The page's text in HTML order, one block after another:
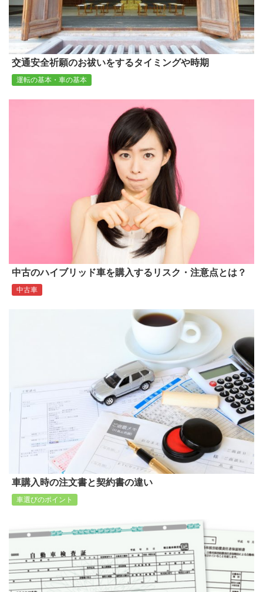
交通安全祈願のお祓いをするタイミングや時期
運転の基本・車の基本
中古のハイブリッド車を購入するリスク・注意点とは？
中古車
車購入時の注文書と契約書の違い
車選びのポイント